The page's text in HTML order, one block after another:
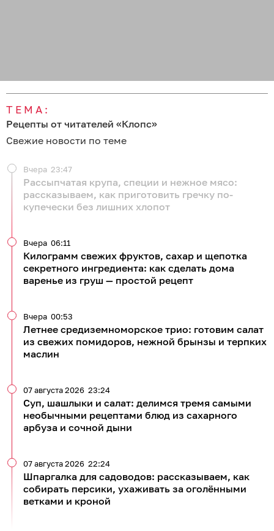
ТЕМА:
Рецепты от читателей «Клопс»
Свежие новости по теме
Рассыпчатая крупа, специи и нежное мясо:
рассказываем, как приготовить гречку по-
купечески без лишних хлопот
Вчера 23:47
Килограмм свежих фруктов, сахар и щепотка
секретного ингредиента: как сделать дома
варенье из груш — простой рецепт
Вчера 06:11
Летнее средиземноморское трио: готовим салат
из свежих помидоров, нежной брынзы и терпких
маслин
Вчера 00:53
Суп, шашлыки и салат: делимся тремя самыми
необычными рецептами блюд из сахарного
арбуза и сочной дыни
07 августа 2026 23:24
Шпаргалка для садоводов: рассказываем, как
собирать персики, ухаживать за оголёнными
ветками и кроной
07 августа 2026 22:24